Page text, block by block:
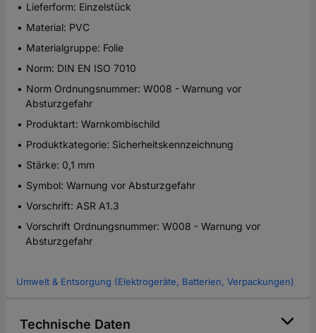
Lieferform: Einzelstück
Material: PVC
Materialgruppe: Folie
Norm: DIN EN ISO 7010
Norm Ordnungsnummer: W008 - Warnung vor
Absturzgefahr
Produktart: Warnkombischild
Produktkategorie: Sicherheitskennzeichnung
Stärke: 0,1 mm
Symbol: Warnung vor Absturzgefahr
Vorschrift: ASR A1.3
Vorschrift Ordnungsnummer: W008 - Warnung vor
Absturzgefahr
Umwelt & Entsorgung (Elektrogeräte, Batterien, Verpackungen)
Technische Daten